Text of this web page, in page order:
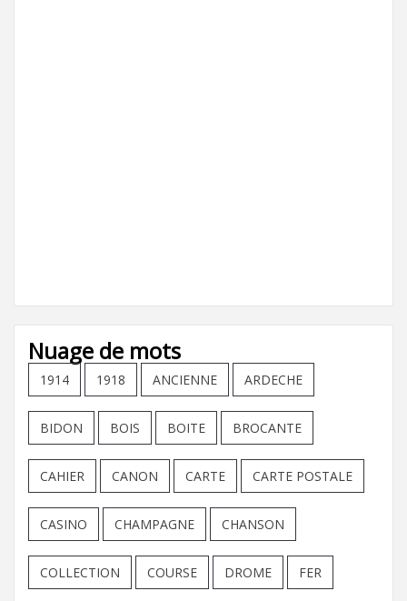
Nuage de mots
1914 1918 ANCIENNE ARDECHE
BIDON BOIS BOITE BROCANTE
CAHIER CANON CARTE CARTE POSTALE
CASINO CHAMPAGNE CHANSON
COLLECTION COURSE DROME FER